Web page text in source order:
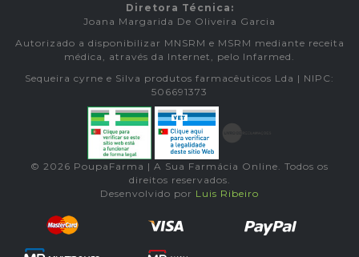
Diretora Técnica:
Joana Margarida De Oliveira Garcia
Autorizado a disponibilizar MNSRM e MSRM mediante receita
médica, através da Internet, pelo Infarmed.
Sequeira cyrne e Silva produtos farmacêuticos Lda | NIPC:
506691373
© 2026 PoupaFarma | A Sua Farmácia Online. Todos os
direitos reservados.
Desenvolvido por Luis Ribeiro